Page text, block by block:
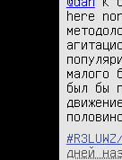
here
малого
был бы
#R3LUWZ/
дней